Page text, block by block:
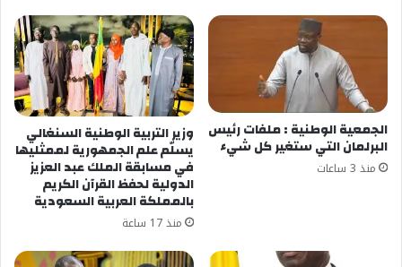
الجمعية الوطنية : ملفات رئيس
البرلمان التي ستغير كل شيء
منذ 3 ساعات
وزير التربية الوطنية السنغالي
يسلّم علم الجمهورية لممثليها
في مسابقة الملك عبد العزيز
الدولية لحفظ القرآن الكريم
بالمملكة العربية السعودية
منذ 17 ساعة